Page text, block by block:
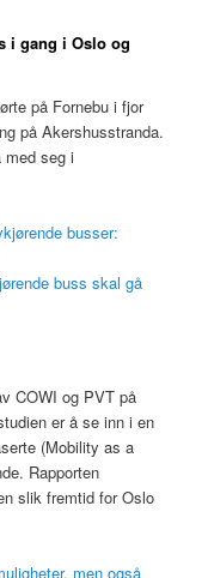
i gang i Oslo og
på Fornebu i fjor
på Akershusstranda.
med seg i
busser:
buss skal gå
COWI og PVT på
er å se inn i en
(Mobility as a
Rapporten
slik fremtid for Oslo
men også